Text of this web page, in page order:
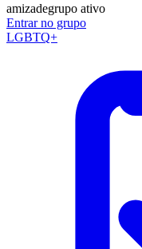
amizadegrupo ativo
Entrar no grupo
LGBTQ+